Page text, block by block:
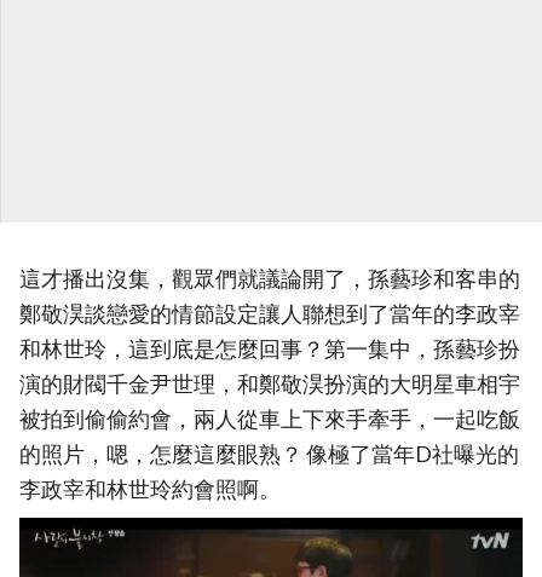
這才播出沒集，觀眾們就議論開了，孫藝珍和客串的
鄭敬淏談戀愛的情節設定讓人聯想到了當年的李政宰
和林世玲，這到底是怎麼回事？第一集中，孫藝珍扮
演的財閥千金尹世理，和鄭敬淏扮演的大明星車相宇
被拍到偷偷約會，兩人從車上下來手牽手，一起吃飯
的照片，嗯，怎麼這麼眼熟？ 像極了當年D社曝光的
李政宰和林世玲約會照啊。